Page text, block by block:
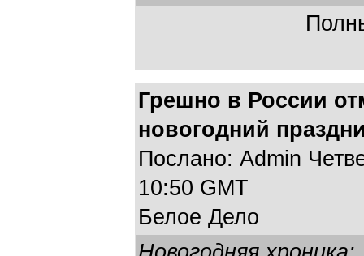
Грешно в России
новогодний
Послано: Admin
10:50 GMT
Белое Дело